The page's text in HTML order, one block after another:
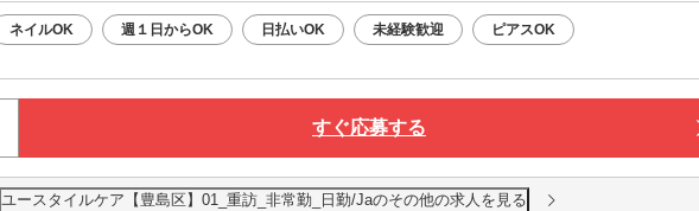
ネイルOK 週１日からOK 日払いOK 未経験歓迎 ピアスOK
すぐ応募する
ユースタイルケア【豊島区】01_重訪_非常勤_日勤/Jaのその他の求人を見る